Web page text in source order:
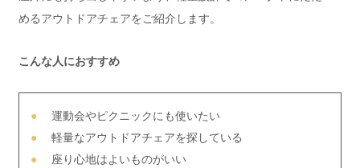
めるアウトドアチェアをご紹介します。
こんな人におすすめ
運動会やピクニックにも使いたい
軽量なアウトドアチェアを探している
座り心地はよいものがいい